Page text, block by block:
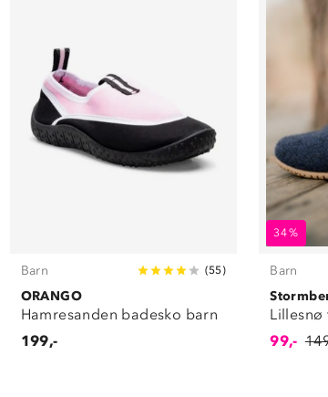
Barn (55)
ORANGO
Hamresanden badesko barn
199,-
34%
Barn
99,-